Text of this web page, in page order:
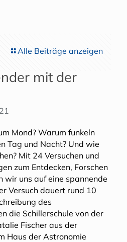
Alle Beiträge anzeigen
mit der
Mond? Warum funkeln
Tag und Nacht? Und wie
Mit 24 Versuchen und
zum Entdecken, Forschen
wir uns auf eine spannende
Versuch dauert rund 10
des
die Schillerschule von der
Fischer aus der
Haus der Astronomie